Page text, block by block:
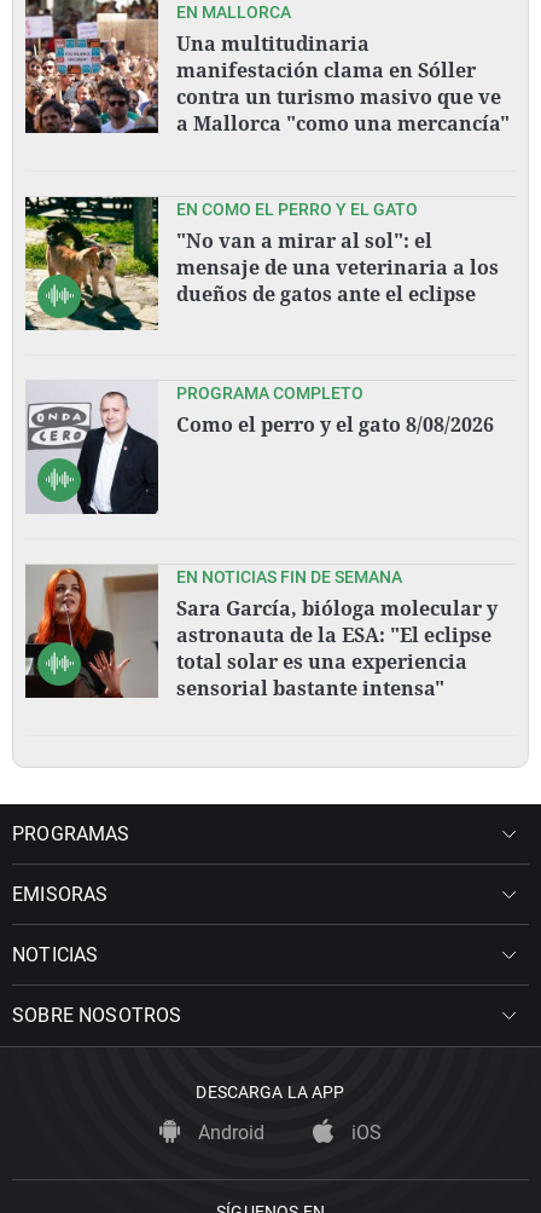
EN MALLORCA
Una multitudinaria
manifestación clama en Sóller
contra un turismo masivo que ve
a Mallorca "como una mercancía"
EN COMO EL PERRO Y EL GATO
"No van a mirar al sol": el
mensaje de una veterinaria a los
dueños de gatos ante el eclipse
PROGRAMA COMPLETO
Como el perro y el gato 8/08/2026
EN NOTICIAS FIN DE SEMANA
Sara García, bióloga molecular y
astronauta de la ESA: "El eclipse
total solar es una experiencia
sensorial bastante intensa"
PROGRAMAS
EMISORAS
NOTICIAS
SOBRE NOSOTROS
DESCARGA LA APP
Android iOS